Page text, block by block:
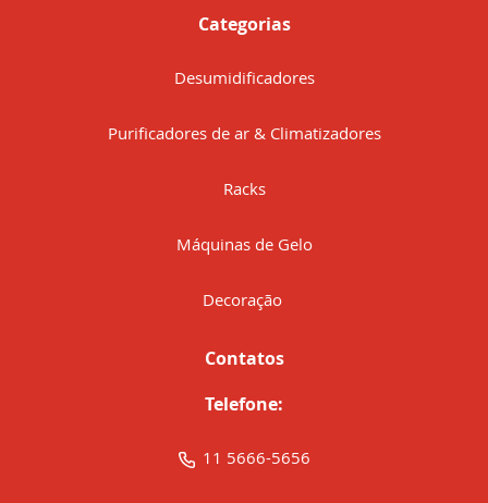
Categorias
Desumidificadores
Purificadores de ar & Climatizadores
Racks
Máquinas de Gelo
Decoração
Contatos
Telefone:
11 5666-5656